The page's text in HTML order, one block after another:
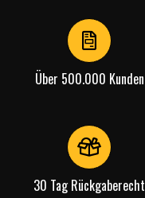
Über 500.000 Kunden
30 Tag Rückgaberecht